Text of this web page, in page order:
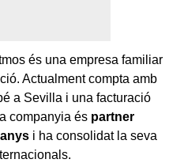
és una empresa familiar
Actualment compta amb
a Sevilla i una facturació
companyia és partner
i ha consolidat la seva